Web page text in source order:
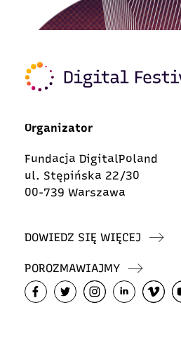
Organizator
Fundacja DigitalPoland
ul. Stępińska 22/30
00-739 Warszawa
DOWIEDZ SIĘ WIĘCEJ
POROZMAWIAJMY